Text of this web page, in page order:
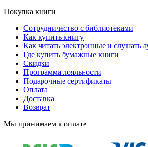
Покупка книги
Сотрудничество с библиотеками
Как купить книгу
Как читать электронные и слушать
Где купить бумажные книги
Скидки
Программа лояльности
Подарочные сертификаты
Оплата
Доставка
Возврат
Мы принимаем к оплате